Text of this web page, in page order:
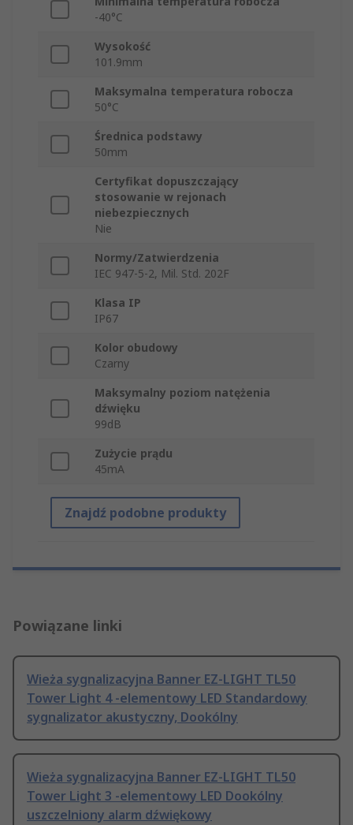
-40°C
Wysokość
101.9mm
Maksymalna temperatura robocza
50°C
Średnica podstawy
50mm
Certyfikat dopuszczający
stosowanie w rejonach
niebezpiecznych
Nie
Normy/Zatwierdzenia
IEC 947-5-2, Mil. Std. 202F
Klasa IP
IP67
Kolor obudowy
Czarny
Maksymalny poziom natężenia
dźwięku
99dB
Zużycie prądu
45mA
Znajdź podobne produkty
Powiązane linki
Wieża sygnalizacyjna Banner EZ-LIGHT TL50
Tower Light 4 -elementowy LED Standardowy
sygnalizator akustyczny, Dookólny
Wieża sygnalizacyjna Banner EZ-LIGHT TL50
Tower Light 3 -elementowy LED Dookólny
uszczelniony alarm dźwiękowy